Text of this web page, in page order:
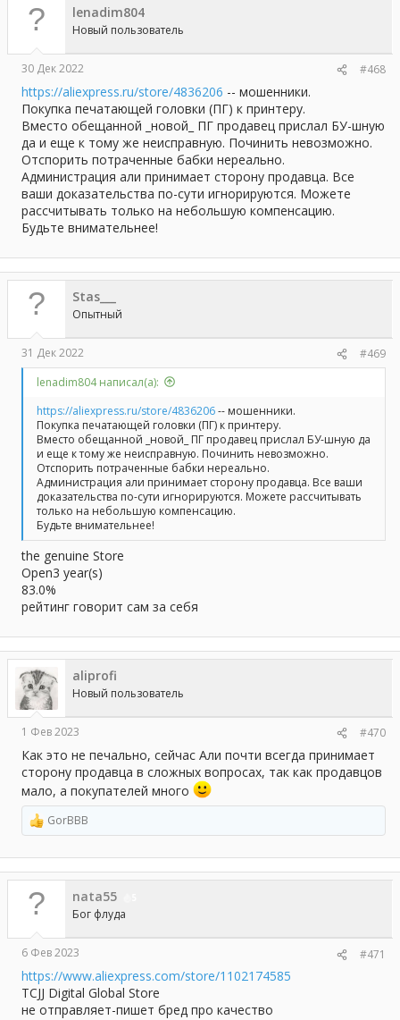
и
и
lenadim804
Новый пользователь
30 Дек 2022 #468
https://aliexpress.ru/store/4836206 -- мошенники.
Покупка печатающей головки (ПГ) к принтеру.
Вместо обещанной _новой_ ПГ продавец прислал БУ-шную
да и еще к тому же неисправную. Починить невозможно.
Отспорить потраченные бабки нереально.
Администрация али принимает сторону продавца. Все
ваши доказательства по-сути игнорируются. Можете
рассчитывать только на небольшую компенсацию.
Будьте внимательнее!
Stas___
Опытный
31 Дек 2022
#469
lenadim804 написал(а):
https://aliexpress.ru/store/4836206-- мошенники.
Покупка печатающей головки (ПГ) к принтеру.
Вместо обещанной _новой_ ПГ продавец прислал БУ-шную да
и еще к тому же неисправную. Починить невозможно.
Отспорить потраченные бабки нереально.
Администрация али принимает сторону продавца. Все ваши
доказательства по-сути игнорируются. Можете рассчитывать
только на небольшую компенсацию.
Будьте внимательнее!
the genuine Store
Open3 year(s)
83.0%
рейтинг говорит сам за себя
aliprofi
Новый пользователь
1 Фев 2023 #470
Как это не печально, сейчас Али почти всегда принимает
сторону продавца в сложных вопросах, так как продавцов
мало, а покупателей много
Р
е
а
к
ц
и
и
GorBBB
nata55
Бог флуда
6 Фев 2023 #471
https://www.aliexpress.com/store/1102174585
TCJJ Digital Global Store
не отправляет-пишет бред про качество